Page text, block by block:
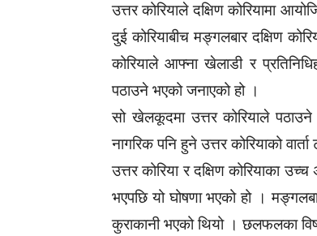
उत्तर कोरियाले दक्षिण कोरियामा
दुई कोरियाबीच मङ्गलबार दक्षिण
कोरियाले आफ्ना खेलाडी र
पठाउने भएको जनाएको हो ।
सो खेलकूदमा उत्तर कोरियाले
नागरिक पनि हुने उत्तर कोरियाको
उत्तर कोरिया र दक्षिण कोरियाका
भएपछि यो घोषणा भएको हो ।
कुराकानी भएको थियो । छलफलका